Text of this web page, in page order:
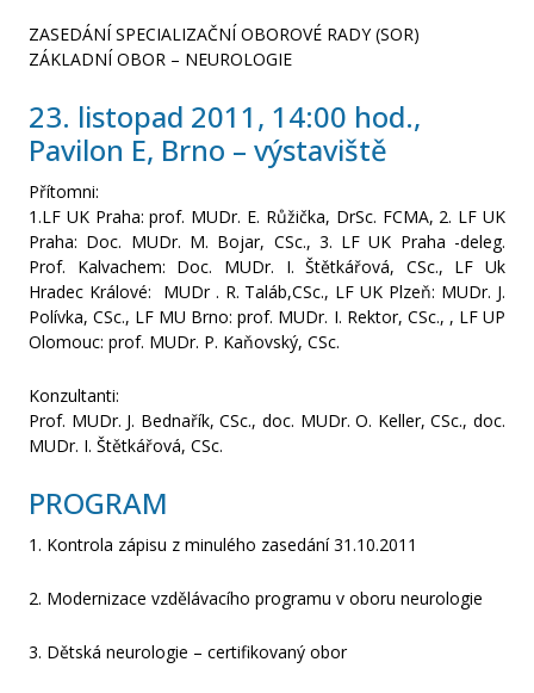
Zápis ze schůze SOR Neurologie 29. 8. 2016
Specializační vzdělávání 2016
Specializační vzdělávání 2015
Zápis ze schůze SOR Neurologie 7. 10. 2014
Zápis ze schůze SOR Neurologie 15. 10. 2013
Zápis ze schůze SOR Neurologie 25.10.2012
Zápis ze schůze SOR Neurologie 23. 11. 2011
2012
ZASEDÁNÍ SPECIALIZAČNÍ OBOROVÉ RADY (SOR)
ZÁKLADNÍ OBOR – NEUROLOGIE
23. listopad 2011, 14:00 hod.,
Pavilon E, Brno – výstaviště
Přítomni:
1.LF UK Praha: prof. MUDr. E. Růžička, DrSc. FCMA, 2. LF UK
Praha: Doc. MUDr. M. Bojar, CSc., 3. LF UK Praha -deleg.
Prof. Kalvachem: Doc. MUDr. I. Štětkářová, CSc., LF Uk
Hradec Králové: MUDr . R. Taláb,CSc., LF UK Plzeň: MUDr. J.
Polívka, CSc., LF MU Brno: prof. MUDr. I. Rektor, CSc., , LF UP
Olomouc: prof. MUDr. P. Kaňovský, CSc.
Konzultanti:
Prof. MUDr. J. Bednařík, CSc., doc. MUDr. O. Keller, CSc., doc.
MUDr. I. Štětkářová, CSc.
PROGRAM
1. Kontrola zápisu z minulého zasedání 31.10.2011
2. Modernizace vzdělávacího programu v oboru neurologie
3. Dětská neurologie – certifikovaný obor